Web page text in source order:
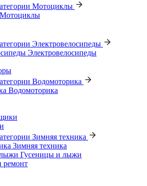
Мотоциклы
Мотоциклы
Электровелосипеды
Электровелосипеды
Водомоторика
Водомоторика
Зимняя техника
Зимняя техника
Гусеницы и лыжи
ремонт